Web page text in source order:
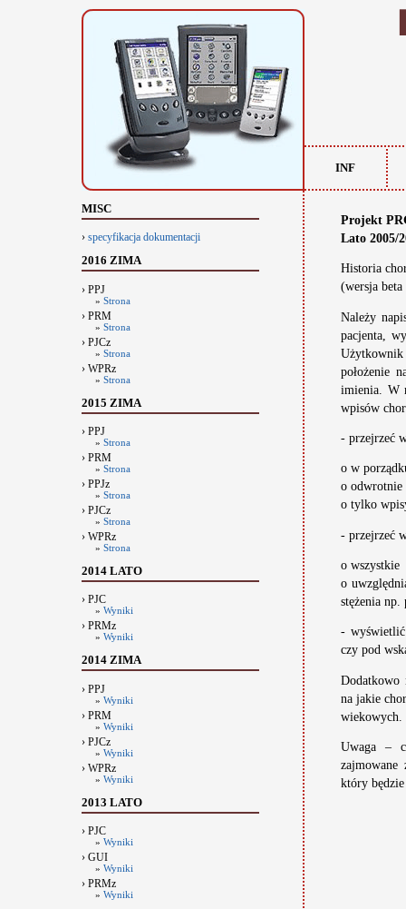
INF
MISC
› specyfikacja dokumentacji
2016 ZIMA
› PPJ
» Strona
› PRM
» Strona
› PJCz
» Strona
› WPRz
» Strona
2015 ZIMA
› PPJ
» Strona
› PRM
» Strona
› PPJz
» Strona
› PJCz
» Strona
› WPRz
» Strona
2014 LATO
› PJC
» Wyniki
› PRMz
» Wyniki
2014 ZIMA
› PPJ
» Wyniki
› PRM
» Wyniki
› PJCz
» Wyniki
› WPRz
» Wyniki
2013 LATO
› PJC
» Wyniki
› GUI
» Wyniki
› PRMz
» Wyniki
Projekt
Lato 2005/
Historia
(wersja beta
Należy
pacjenta,
położenie
imienia. W
wpisów
- przejrzeć
o w
o odwrotnie
o tylko
- przejrzeć
o wszystkie
o
stężenia
-
czy pod
Dodatkowo
na jakie
wiekowych.
Uwaga –
który